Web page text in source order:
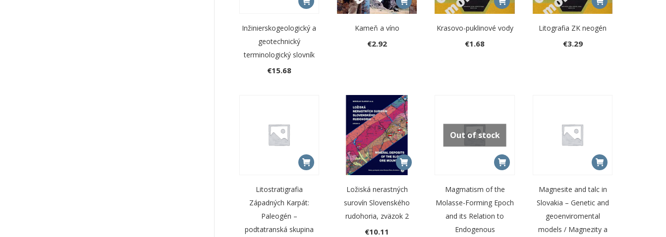
Inžinierskogeologický a
geotechnický
terminologický slovník
€15.68
Kameň a víno
€2.92
Krasovo-puklinové vody
€1.68
Litografia ZK neogén
€3.29
Litostratigrafia
Západných Karpát:
Paleogén –
podtatranská skupina
Ložiská nerastných
surovín Slovenského
rudohoria, zväzok 2
€10.11
Out of stock
Magmatism of the
Molasse-Forming Epoch
and its Relation to
Endogenous
Magnesite and talc in
Slovakia – Genetic and
geoenviromental
models / Magnezity a